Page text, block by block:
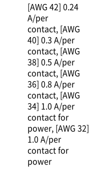
[AWG 42] 0.24
A/per
contact [AWG
40] 0.3 A/per
contact [AWG
38] 0.5 A/per
contact [AWG
36] 0.8 A/per
contact [AWG
34] 1.0 A/per
contact for
power [AWG 32]
1.0 A/per
contact for
power